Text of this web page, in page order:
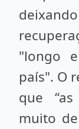
"longo
país". O
que
muito